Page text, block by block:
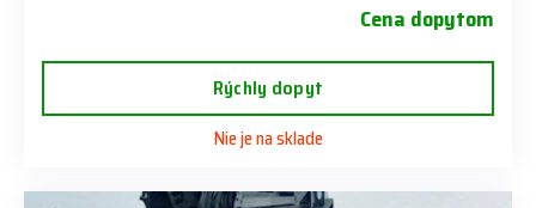
Cena dopytom
Rýchly dopyt
Nie je na sklade